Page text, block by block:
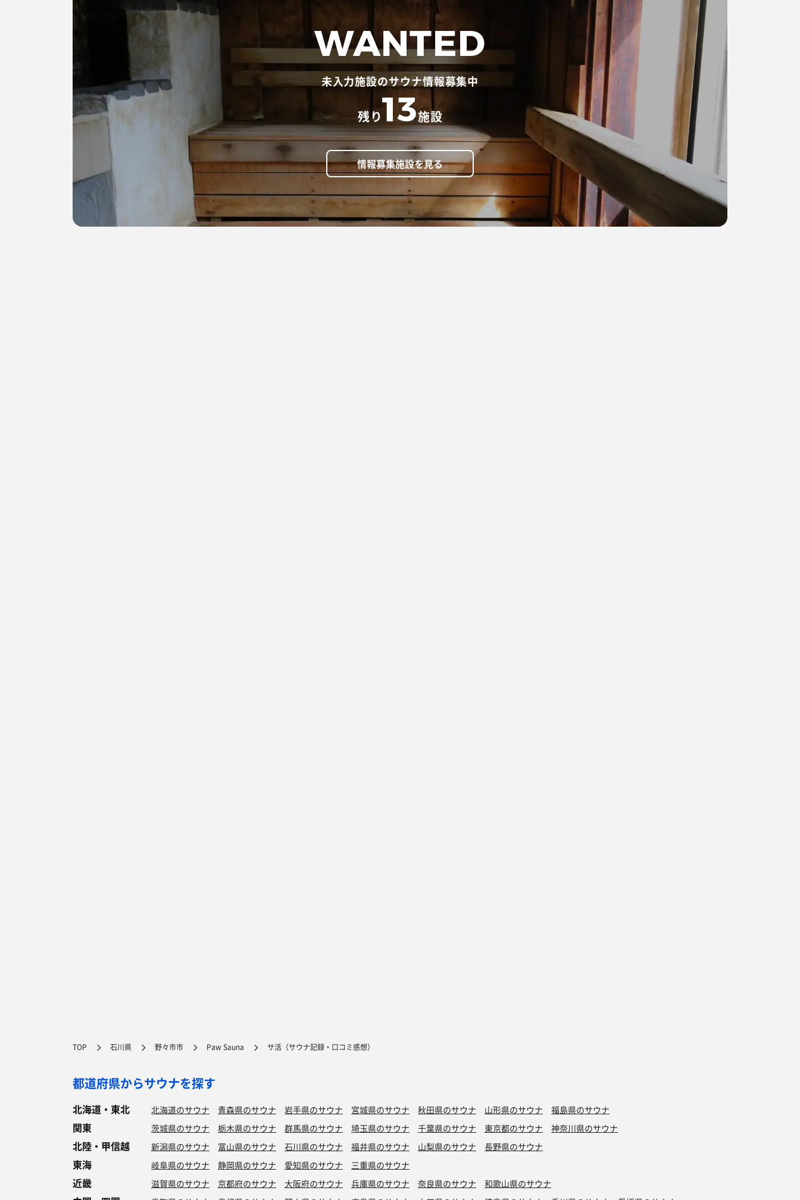
室温は調整できません。。室温が90℃以上になったらしらせてください、との掲
あえて高温にならぬようにしているっぽいけれど。
室温は80℃を超えないしこれでは物足りない。
ロウリュしたとて、水風呂に入りたい感じもしません (´･ω･`)
水分補給もいったんサウナ始めちゃうとできないし、、（持ってきてればいいの
だけど）
サウナ好きな人が携わってる感じはしないかな〜
うーん
WANTED
未入力施設のサウナ情報募集中
残り13施設
情報募集施設を見る
TOP 石川県 野々市市 Paw Sauna サ活（サウナ記録・口コミ感想）
都道府県からサウナを探す
北海道・東北 北海道のサウナ 青森県のサウナ 岩手県のサウナ 宮城県のサウナ 秋田県のサウナ 山形県のサウナ 福島県のサウナ
関東 茨城県のサウナ 栃木県のサウナ 群馬県のサウナ 埼玉県のサウナ 千葉県のサウナ 東京都のサウナ 神奈川県のサウナ
北陸・甲信越 新潟県のサウナ 富山県のサウナ 石川県のサウナ 福井県のサウナ 山梨県のサウナ 長野県のサウナ
東海 岐阜県のサウナ 静岡県のサウナ 愛知県のサウナ 三重県のサウナ
近畿 滋賀県のサウナ 京都府のサウナ 大阪府のサウナ 兵庫県のサウナ 奈良県のサウナ 和歌山県のサウナ